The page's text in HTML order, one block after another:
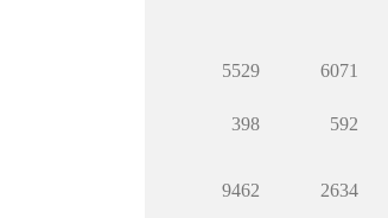
6071
592
5529
398
2634
9462